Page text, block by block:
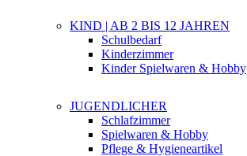
KIND | AB 2 BIS 12 JAHREN
Schulbedarf
Kinderzimmer
Kinder Spielwaren & Hobby
JUGENDLICHER
Schlafzimmer
Spielwaren & Hobby
Pflege & Hygieneartikel